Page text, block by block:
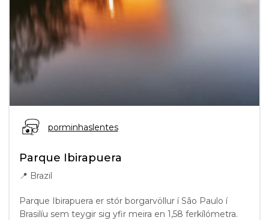
porminhaslentes
Parque Ibirapuera
📍 Brazil
Parque Ibirapuera er stór borgarvöllur í São Paulo í
Brasilíu sem teygir sig yfir meira en 1,58 ferkílómetra.